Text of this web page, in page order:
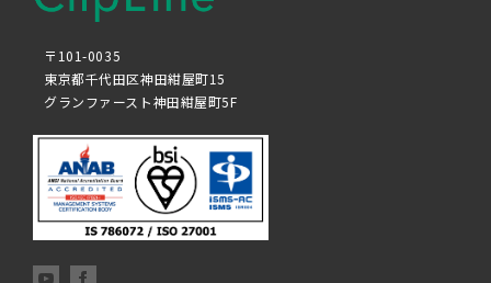
〒101-0035
東京都千代田区神田紺屋町15
グランファースト神田紺屋町5F